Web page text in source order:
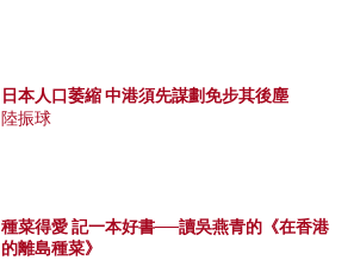
日本人口萎縮 中港須先謀劃免步其後塵
陸振球
種菜得愛 記一本好書──讀吳燕青的《在香港
的離島種菜》